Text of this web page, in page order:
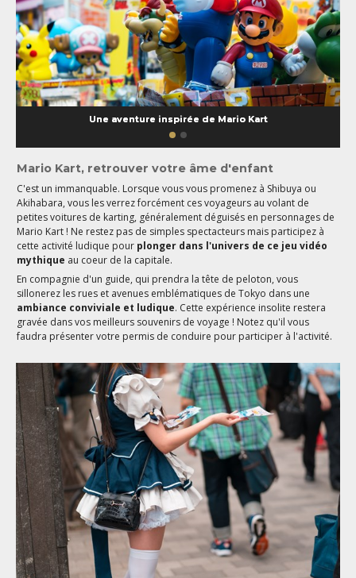
Une aventure inspirée de Mario Kart
Mario Kart, retrouver votre âme d'enfant
C'est un immanquable. Lorsque vous vous promenez à Shibuya ou
Akihabara, vous les verrez forcément ces voyageurs au volant de
petites voitures de karting, généralement déguisés en personnages de
Mario Kart ! Ne restez pas de simples spectacteurs mais participez à
cette activité ludique pour plonger dans l'univers de ce jeu vidéo
mythique au coeur de la capitale.
En compagnie d'un guide, qui prendra la tête de peloton, vous
sillonerez les rues et avenues emblématiques de Tokyo dans une
ambiance conviviale et ludique. Cette expérience insolite restera
gravée dans vos meilleurs souvenirs de voyage ! Notez qu'il vous
faudra présenter votre permis de conduire pour participer à l'activité.